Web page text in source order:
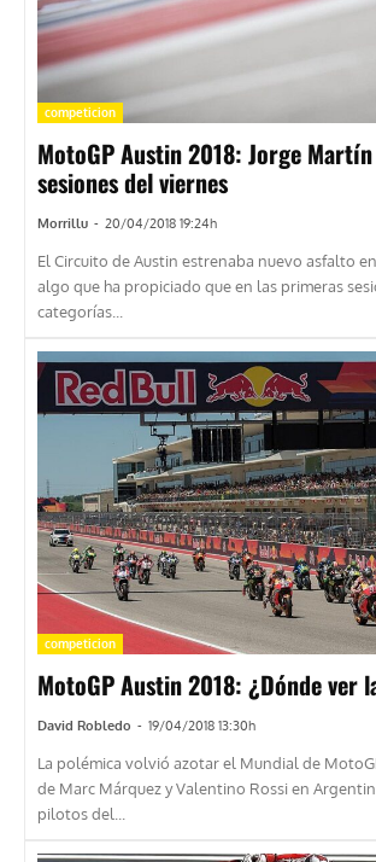
competicion
MotoGP Austin 2018: Jorge
sesiones del viernes
Morrillu - 20/04/2018 19:24h
El Circuito de Austin estrenaba nuevo asfalto
algo que ha propiciado que en las primeras
categorías...
competicion
MotoGP Austin 2018: ¿Dónde ver
David Robledo - 19/04/2018 13:30h
La polémica volvió azotar el Mundial de
de Marc Márquez y Valentino Rossi en
pilotos del...